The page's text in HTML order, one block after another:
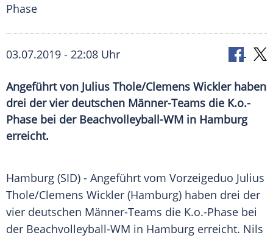
Phase
03.07.2019 - 22:08 Uhr
Angeführt von Julius Thole/Clemens Wickler haben
drei der vier deutschen Männer-Teams die K.o.-
Phase bei der Beachvolleyball-WM in Hamburg
erreicht.
Hamburg (SID) - Angeführt vom Vorzeigeduo Julius
Thole/Clemens Wickler (Hamburg) haben drei der
vier deutschen Männer-Teams die K.o.-Phase bei
der Beachvolleyball-WM in Hamburg erreicht. Nils